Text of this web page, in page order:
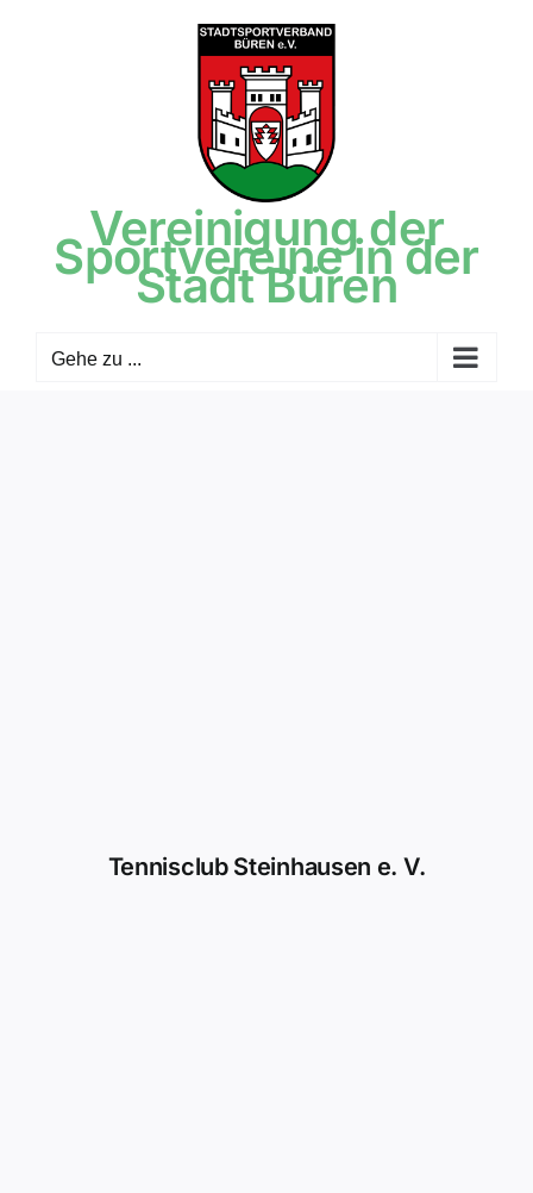
Vereinigung der
Sportvereine in der
Stadt Büren
Gehe zu ...
Tennisclub Steinhausen e. V.